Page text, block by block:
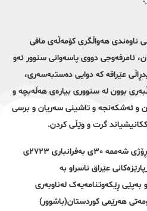
ناوەندی هەواڵگری کۆمەڵەی مافی
ئامرفەوجی دووی پاسەوانی سنوور ئەو
عێراقە کە دوایی دەستبەسەری،
بوون لە سنووری بیارەی هەڵەبچە و
و ئەشکەنجە و تاشینی سەریان و برسی
گرت و وێڵی کردن.
بەگوێرەی هەواڵەکە، ئەم ڕووداوە ڕۆژی شەممە ٣٠ی بەفرانباری ٢٧٢٣ی
عێراق ناسراو بە
ڕێکەوتنامەیەک لەناوبەری
هەرێمی کوردستان(باشوور)